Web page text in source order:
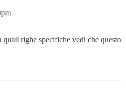
quali righe specifiche vedi che questo